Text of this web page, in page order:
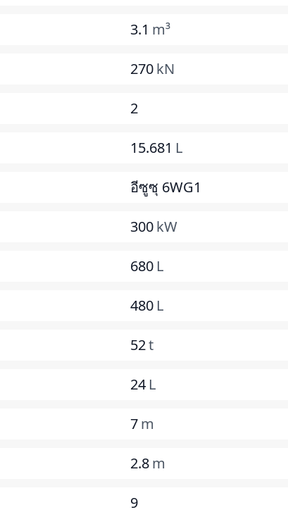
3.1 m³
270kN
2
15.681 L
อีซูซุ 6WG1
300kW
680 L
480 L
52t
24 L
7m
2.8m
9